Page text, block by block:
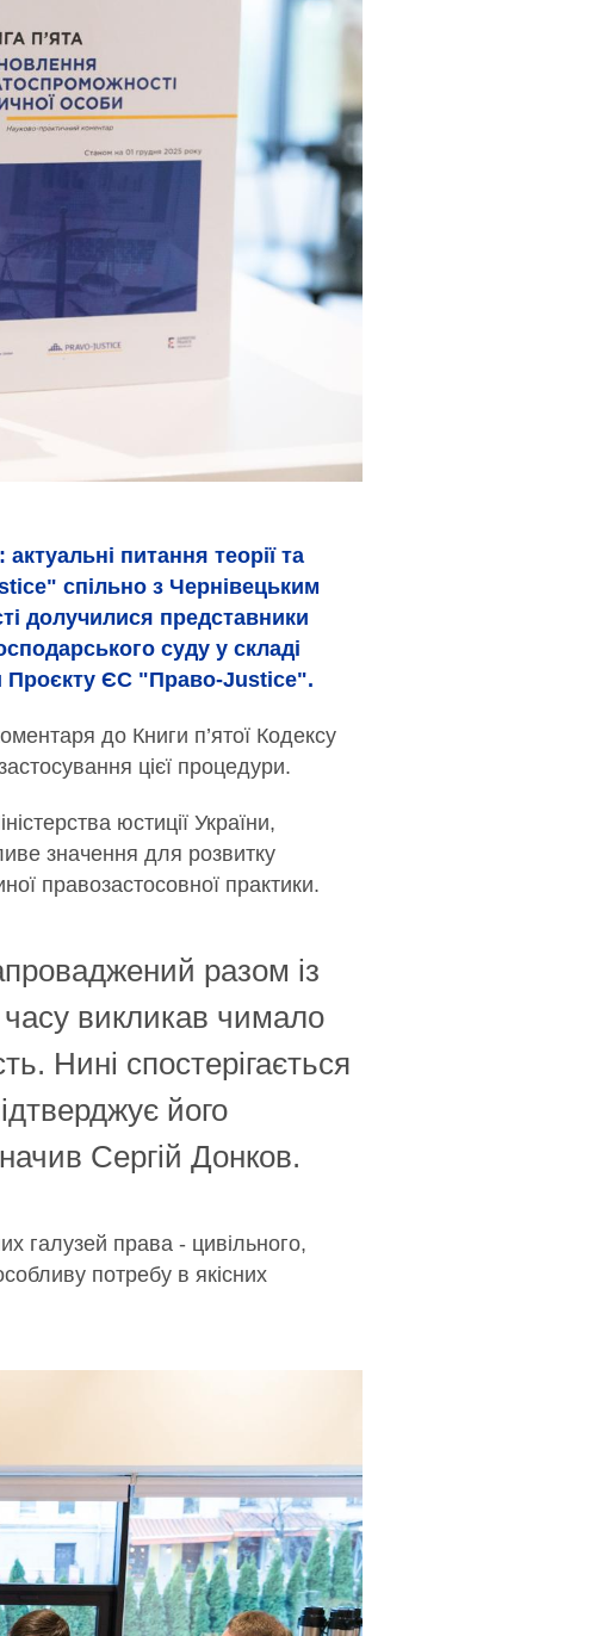
питання теорії та
спільно з Чернівецьким
долучилися представники
суду у складі
Проєкту ЄС "Право-Justice".
до Книги п’ятої Кодексу
цієї процедури.
юстиції України,
значення для розвитку
правозастосовної практики.
разом із
часу викликав чимало
Нині спостерігається
його
Сергій Донков.
галузей права - цивільного,
потребу в якісних